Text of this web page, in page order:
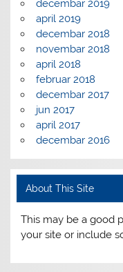
decembar 2019
april 2019
decembar 2018
novembar 2018
april 2018
februar 2018
decembar 2017
jun 2017
april 2017
decembar 2016
About This Site
This may be a good
your site or include